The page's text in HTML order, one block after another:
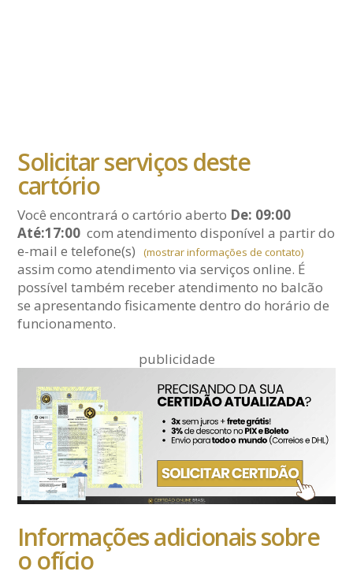
Solicitar serviços deste
cartório
Você encontrará o cartório aberto De: 09:00
Até:17:00 com atendimento disponível a partir do
e-maile telefone(s) (mostrar informações de contato)
assim como atendimento via serviços online. É
possível também receber atendimento no balcão
se apresentando fisicamente dentro do horário de
funcionamento.
publicidade
Informações adicionais sobre
o ofício